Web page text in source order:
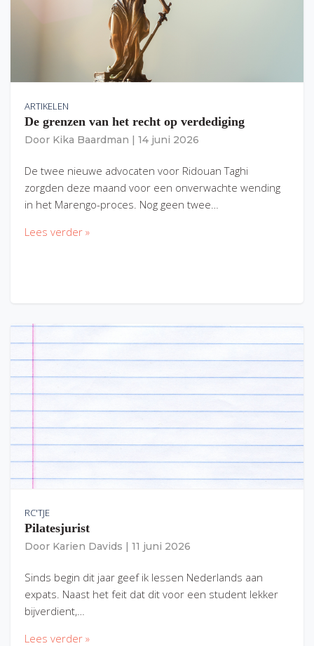
ARTIKELEN
De grenzen van het recht op verdediging
Door Kika Baardman 14 juni 2026
De twee nieuwe advocaten voor Ridouan Taghi
zorgden deze maand voor een onverwachte wending
in het Marengo-proces. Nog geen twee…
Lees verder »
RC'TJE
Pilatesjurist
Door Karien Davids 11 juni 2026
Sinds begin dit jaar geef ik lessen Nederlands aan
expats. Naast het feit dat dit voor een student lekker
bijverdient,…
Lees verder »